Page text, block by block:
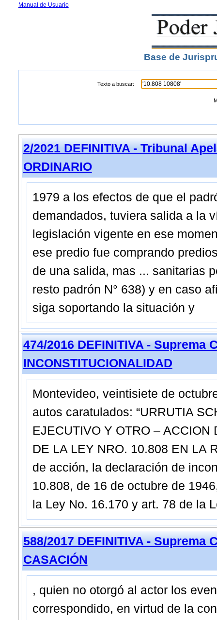
Manual de Usuario
Base de
Texto a buscar:
2/2021 DEFINITIVA - Tribunal
ORDINARIO
1979 a los efectos de que el
demandados, tuviera salida a la
legislación vigente en ese
ese predio fue comprando
de una salida, mas ... sanitarias
resto padrón N° 638) y en caso
siga soportando la situación y
474/2016 DEFINITIVA - Suprema
INCONSTITUCIONALIDAD
Montevideo, veintisiete de
autos caratulados: “URRUTIA
EJECUTIVO Y OTRO – ACCION
DE LA LEY NRO. 10.808 EN LA
de acción, la declaración de
10.808, de 16 de octubre de
la Ley No. 16.170 y art. 78 de la
588/2017 DEFINITIVA - Suprema
CASACIÓN
, quien no otorgó al actor los
correspondido, en virtud de la